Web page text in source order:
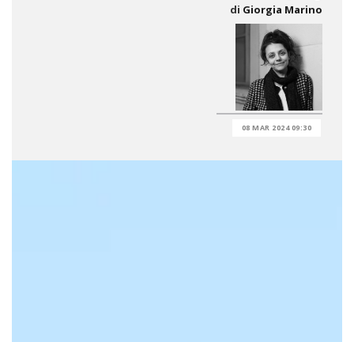
di Giorgia Marino
08 MAR 2024 09:30